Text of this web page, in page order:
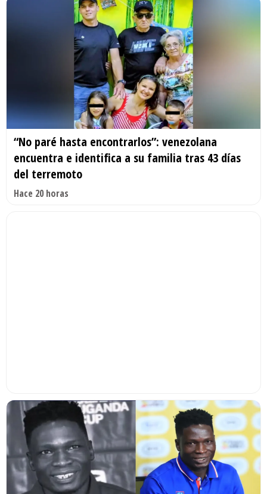
“No paré hasta encontrarlos”: venezolana
encuentra e identifica a su familia tras 43 días
del terremoto
Hace 20 horas